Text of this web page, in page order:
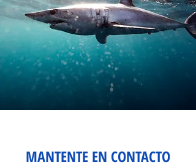
MANTENTE EN CONTACTO